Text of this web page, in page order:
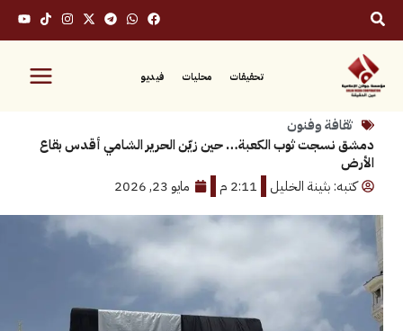
محليات فيديو
وفنون
ثوب الكعبة… حين زيّن الحرير الشامي أقدس بقاع
بثينة الخليل 2:11 م مايو 23, 2026